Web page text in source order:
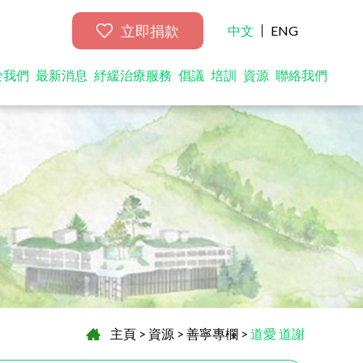
立即捐款 中文 ENG
們 最新消息 紓緩治療服務 倡議 培訓 資源 聯絡我們
主頁 > 資源 > 善寧專欄 > 道愛 道謝